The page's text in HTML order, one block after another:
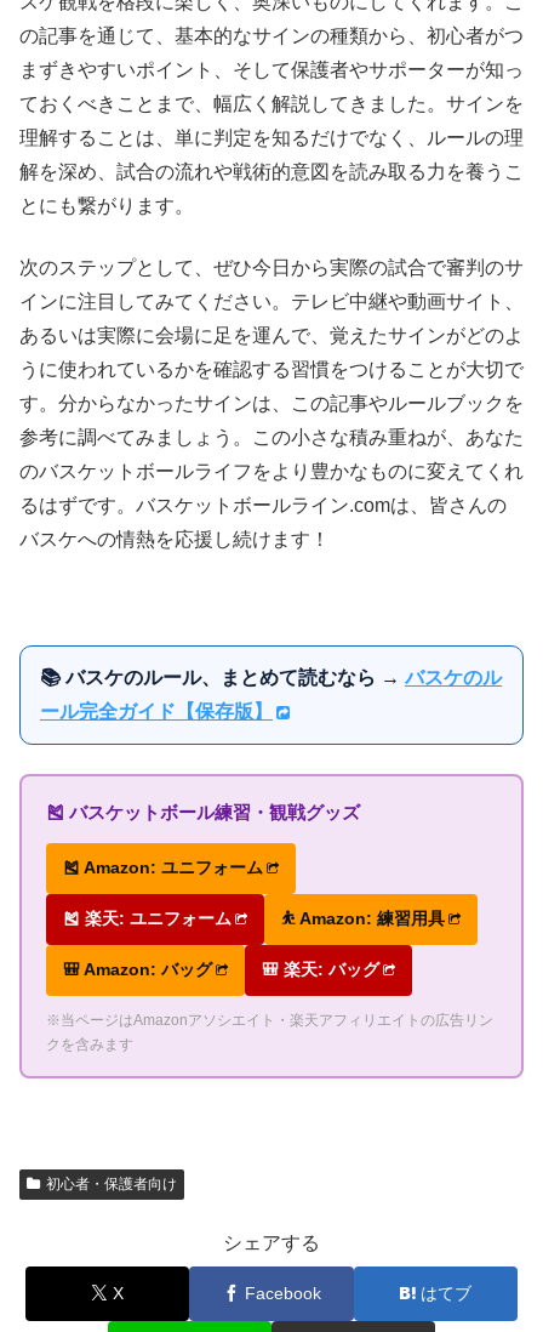
の記事を通じて、基本的なサインの種類から、初心者がつ
まずきやすいポイント、そして保護者やサポーターが知っ
ておくべきことまで、幅広く解説してきました。サインを
理解することは、単に判定を知るだけでなく、ルールの理
解を深め、試合の流れや戦術的意図を読み取る力を養うこ
とにも繋がります。
次のステップとして、ぜひ今日から実際の試合で審判のサ
インに注目してみてください。テレビ中継や動画サイト、
あるいは実際に会場に足を運んで、覚えたサインがどのよ
うに使われているかを確認する習慣をつけることが大切で
す。分からなかったサインは、この記事やルールブックを
参考に調べてみましょう。この小さな積み重ねが、あなた
のバスケットボールライフをより豊かなものに変えてくれ
るはずです。バスケットボールライン.comは、皆さんの
バスケへの情熱を応援し続けます！
📚 バスケのルール、まとめて読むなら →バスケのル
ール完全ガイド【保存版】
🎽 バスケットボール練習・観戦グッズ
🎽 Amazon: ユニフォーム
🎽 楽天: ユニフォーム ⛹ Amazon: 練習用具
🎒 Amazon: バッグ 🎒 楽天: バッグ
※当ページはAmazonアソシエイト・楽天アフィリエイトの広告リン
クを含みます
初心者・保護者向け
シェアする
X Facebook はてブ